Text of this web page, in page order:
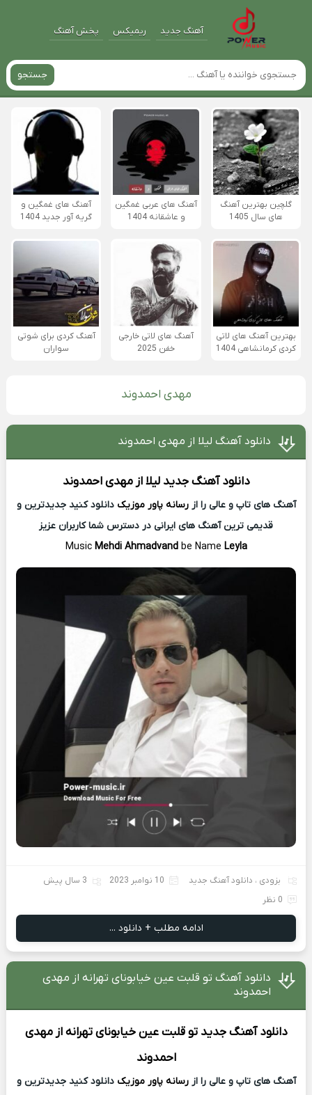
آهنگ جدید ریمیکس پخش آهنگ
جستجو
گلچین بهترین آهنگ
های سال 1405
آهنگ های عربی غمگین
و عاشقانه 1404
آهنگ های غمگین و
گریه آور جدید 1404
بهترین آهنگ های لاتی
کردی کرمانشاهی 1404
آهنگ های لاتی خارجی
خفن 2025
آهنگ کردی برای شوتی
سواران
مهدی احمدوند
دانلود آهنگ لیلا از مهدی احمدوند
دانلود آهنگ جدید لیلا ازمهدی احمدوند
آهنگ های تاپ و عالی را ازرسانه پاور موزیک دانلود کنید جدیدترین و
قدیمی ترین آهنگ های ایرانی در دسترس شما کاربران عزیز
MusicMehdi Ahmadvand be Name Leyla
بزودی ، دانلود آهنگ جدید 10 نوامبر 2023
3 سال پیش
0 نظر
ادامه مطلب + دانلود ...
دانلود آهنگ تو قلبت عین خیابونای تهرانه از مهدی
احمدوند
دانلود آهنگ جدید تو قلبت عین خیابونای تهرانه ازمهدی
احمدوند
آهنگ های تاپ و عالی را ازرسانه پاور موزیک دانلود کنید جدیدترین و